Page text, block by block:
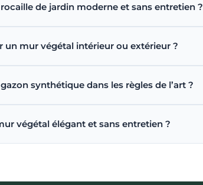
de jardin moderne et sans entretien ?
un mur végétal intérieur ou extérieur ?
synthétique dans les règles de l’art ?
végétal élégant et sans entretien ?